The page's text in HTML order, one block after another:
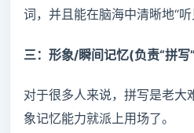
词，并且能在脑海中清晰地“听
三：形象/瞬间记忆(负责“拼
对于很多人来说，拼写是老大
象记忆能力就派上用场了。